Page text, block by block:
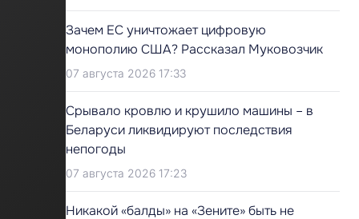
Зачем ЕС уничтожает цифровую
монополию США? Рассказал Муковозчик
07 августа 2026 17:33
Срывало кровлю и крушило машины – в
Беларуси ликвидируют последствия
непогоды
07 августа 2026 17:23
Никакой «балды» на «Зените» быть не